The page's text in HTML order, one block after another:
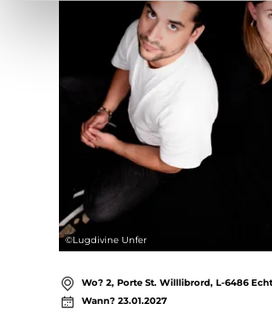
©Lugdivine Unfer
Wo? 2, Porte St. Willlibrord, L-6486
Wann? 23.01.2027